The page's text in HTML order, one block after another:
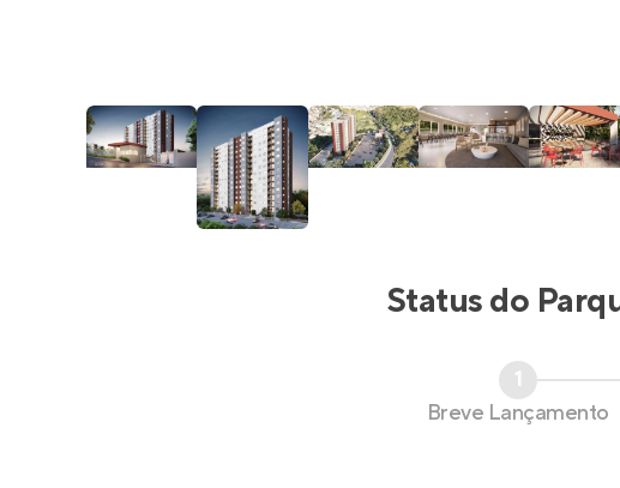
Status do
1
Breve Lançamento